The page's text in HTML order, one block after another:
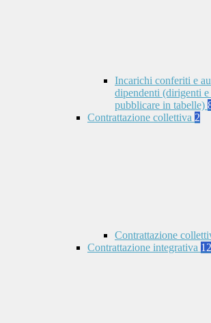
Incarichi conferiti e
dipendenti (dirigenti
pubblicare in tabelle)
Contrattazione collettiva 2
Contrattazione
Contrattazione integrativa 12